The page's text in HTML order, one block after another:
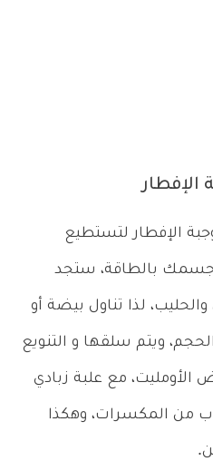
الإفطار
الإفطار لتستطيع
جسمك بالطاقة، ستجد
لذا تناول بيضة أو
ويتم سلقها و التنويع
الأومليت، مع علبة زبادي
من المكسرات، وهكذا